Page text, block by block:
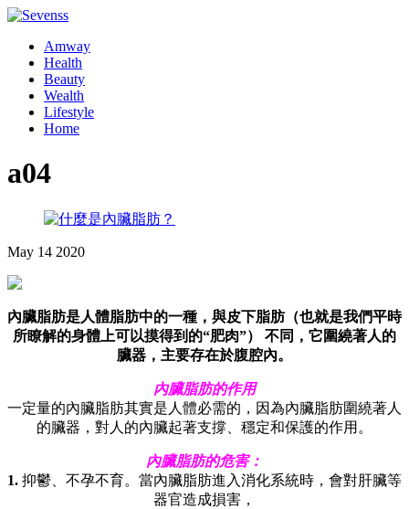
Amway
Health
Beauty
Wealth
Lifestyle
Home
a04
May 14 2020
內臟脂肪是人體脂肪中的一種，與皮下脂肪（也就是我們平時
所瞭解的身體上可以摸得到的“肥肉”） 不同，它圍繞著人的
臟器，主要存在於腹腔內。
內臟脂肪的作用
一定量的內臟脂肪其實是人體必需的，因為內臟脂肪圍繞著人
的臟器，對人的內臟起著支撐、穩定和保護的作用。
內臟脂肪的危害：
1. 抑鬱、不孕不育。當內臟脂肪進入消化系統時，會對肝臟等
器官造成損害，